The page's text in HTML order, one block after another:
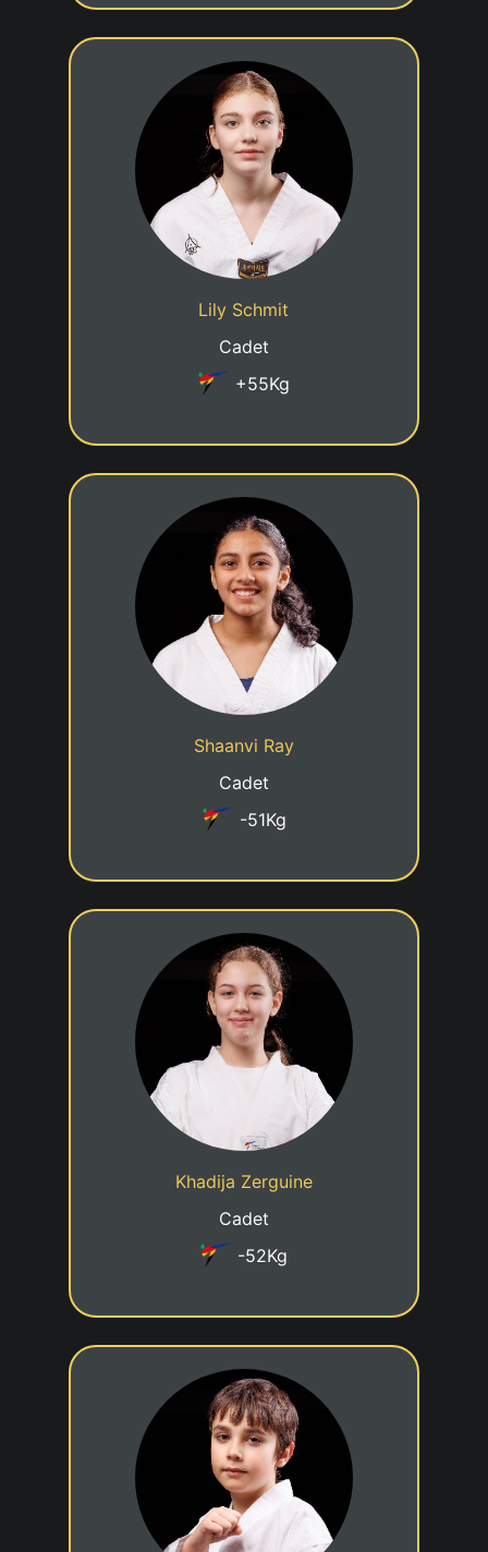
Lily Schmit
Cadet
+55Kg
6eme KUP
Date de naissance
05/10/2012
Cadre jeune talent
Shaanvi Ray
Cadet
-51Kg
4eme KUP
Date de naissance
04/05/2013
Cadre jeune talent
Khadija Zerguine
Cadet
-52Kg
6eme KUP
Date de naissance
07/02/2014
Cadre jeune talent
4eme KUP
Date de naissance
24/06/2015